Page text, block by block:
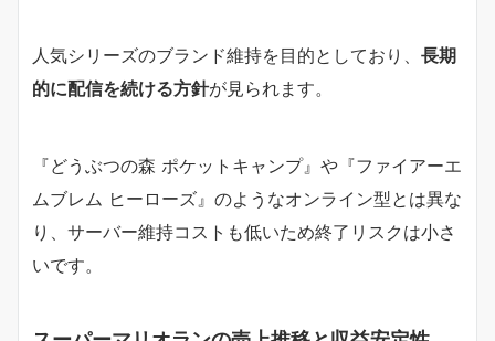
人気シリーズのブランド維持を目的としており、 長期
的に配信を続ける方針が見られます。
『どうぶつの森 ポケットキャンプ』や『ファイアーエ
ムブレム ヒーローズ』のようなオンライン型とは異な
り、サーバー維持コストも低いため終了リスクは小さ
いです。